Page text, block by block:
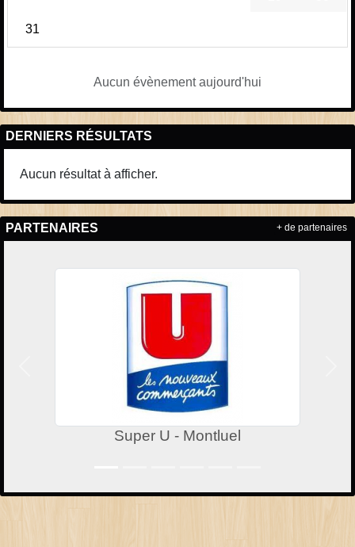
31
Aucun évènement aujourd'hui
DERNIERS RÉSULTATS
Aucun résultat à afficher.
PARTENAIRES
Super U - Montluel
+ de partenaires